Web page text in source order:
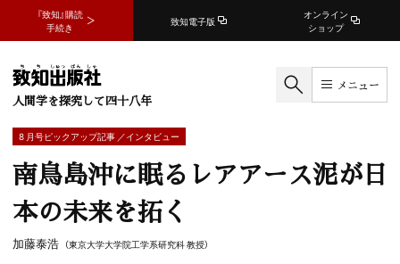
『致知』購読
手続き
致知電子版
オンライン
ショップ
人間学を探究して四十八年
メニュー
8 月号ピックアップ記事 ／インタビュー
南鳥島沖に眠るレアアース泥が日
本の未来を拓く
加藤泰浩 （東京大学大学院工学系研究科 教授）